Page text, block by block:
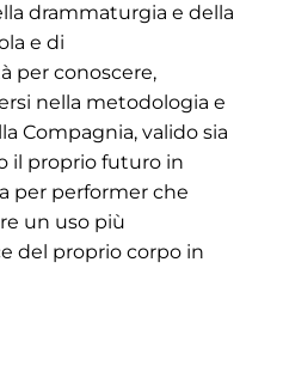
drammaturgia e della
e di
per conoscere,
nella metodologia e
Compagnia, valido sia
il proprio futuro in
per performer che
un uso più
del proprio corpo in